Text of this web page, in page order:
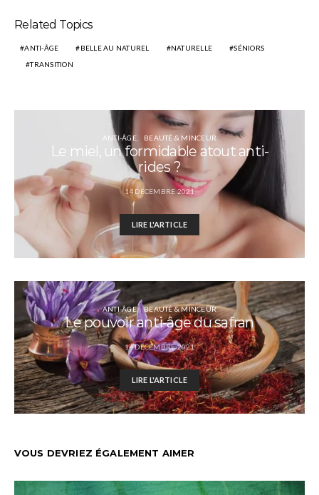
Related Topics
ANTI-ÂGE BELLE AU NATUREL NATURELLE
SÉNIORS
TRANSITION
ANTI-ÂGE BEAUTÉ & MINCEUR
Le miel, un formidable atout anti-
rides ?
14 DÉCEMBRE 2021
LIRE L'ARTICLE
ANTI-ÂGE BEAUTÉ & MINCEUR
Le pouvoir anti-âge du safran
14 DÉCEMBRE 2021
LIRE L'ARTICLE
VOUS DEVRIEZ ÉGALEMENT AIMER